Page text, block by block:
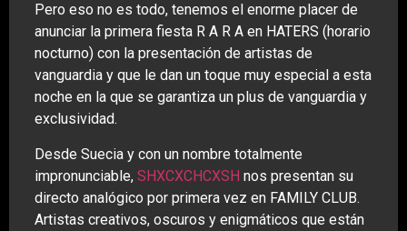
Pero eso no es todo, tenemos el enorme placer de
anunciar la primera fiesta R A R A en HATERS (horario
nocturno) con la presentación de artistas de
vanguardia y que le dan un toque muy especial a esta
noche en la que se garantiza un plus de vanguardia y
exclusividad.
Desde Suecia y con un nombre totalmente
impronunciable, SHXCXCHCXSH nos presentan su
directo analógico por primera vez en FAMILY CLUB.
Artistas creativos, oscuros y enigmáticos que están